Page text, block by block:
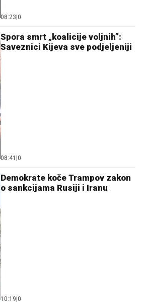
08:23 0
Spora smrt „koalicije voljnih”:
Saveznici Kijeva sve podjeljeniji
08:41 0
Demokrate koče Trampov zakon
o sankcijama Rusiji i Iranu
10:19 0